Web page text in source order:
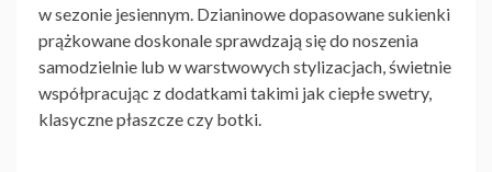
w sezonie jesiennym. Dzianinowe dopasowane sukienki
prążkowanedoskonale sprawdzają się do noszenia
samodzielnie lub w warstwowych stylizacjach, świetnie
współpracując z dodatkami takimi jak ciepłe swetry,
klasyczne płaszcze czy botki.